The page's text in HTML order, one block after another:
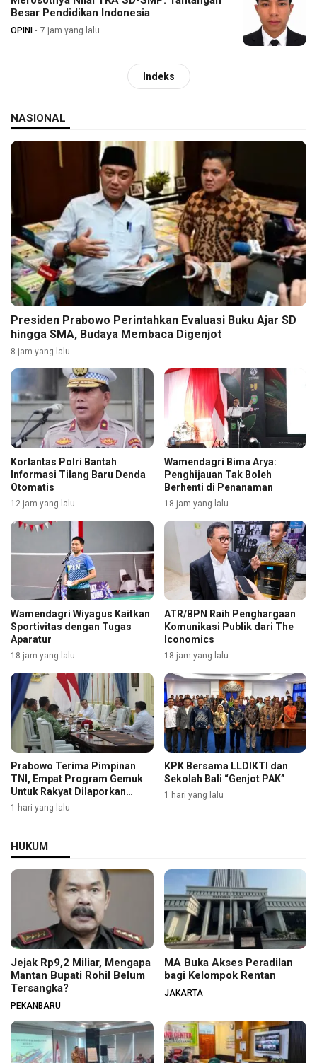
Besar Pendidikan Indonesia
OPINI 7 jam yang lalu
Indeks
NASIONAL
Presiden Prabowo Perintahkan Evaluasi Buku Ajar SD
hingga SMA, Budaya Membaca Digenjot
8 jam yang lalu
Korlantas Polri Bantah
Informasi Tilang Baru Denda
Otomatis
12 jam yang lalu
Wamendagri Bima Arya:
Penghijauan Tak Boleh
Berhenti di Penanaman
18 jam yang lalu
Wamendagri Wiyagus Kaitkan
Sportivitas dengan Tugas
Aparatur
18 jam yang lalu
ATR/BPN Raih Penghargaan
Komunikasi Publik dari The
Iconomics
18 jam yang lalu
Prabowo Terima Pimpinan
TNI, Empat Program Gemuk
Untuk Rakyat Dilaporkan
Selengkapnya
1 hari yang lalu
KPK Bersama LLDIKTI dan
Sekolah Bali “Genjot PAK”
1 hari yang lalu
HUKUM
Jejak Rp9,2 Miliar, Mengapa
Mantan Bupati Rohil Belum
Tersangka?
PEKANBARU
MA Buka Akses Peradilan
bagi Kelompok Rentan
JAKARTA